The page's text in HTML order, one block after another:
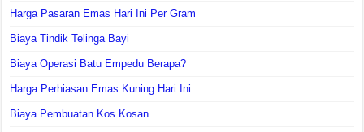
Harga Pasaran Emas Hari Ini Per Gram
Biaya Tindik Telinga Bayi
Biaya Operasi Batu Empedu Berapa?
Harga Perhiasan Emas Kuning Hari Ini
Biaya Pembuatan Kos Kosan